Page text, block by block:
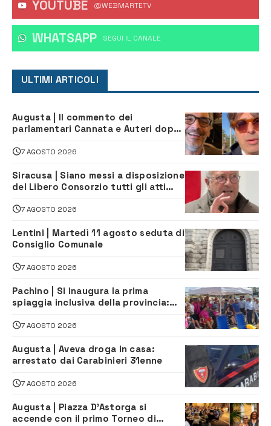
YOUTUBE @WEBMARTETV
WHATSAPP ‎SEGUI IL CANALE
ULTIMI ARTICOLI
Augusta | Il commento dei
parlamentari Cannata e Auteri dopo
depuratore
7 AGOSTO 2026
Siracusa | Siano messi a disposizione
del Libero Consorzio tutti gli atti
7 AGOSTO 2026
Lentini | Martedì 11 agosto seduta di
Consiglio Comunale
7 AGOSTO 2026
Pachino | Si inaugura la prima
spiaggia inclusiva della provincia:
tutti
7 AGOSTO 2026
Augusta | Aveva droga in casa:
arrestato dai Carabinieri 31enne
7 AGOSTO 2026
Augusta | Piazza D’Astorga si
accende con il primo Torneo di